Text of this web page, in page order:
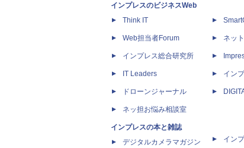
インプレスのビジネスWeb
Think IT
Web担当者Forum
インプレス総合研究所
IT Leaders
ドローンジャーナル
ネッ担お悩み相談室
インプレスの本と雑誌
デジタルカメラマガジン
ネッ
イン
イン